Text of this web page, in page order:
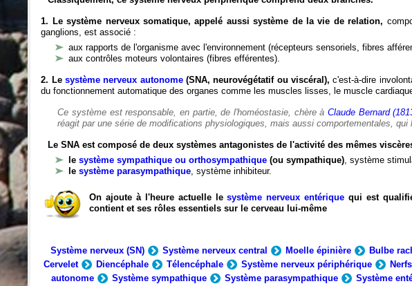
1. Le système nerveux somatique, appelé aussi système de la vie de relation,
ganglions, est associé :
aux rapports de l'organisme avec l'environnement (récepteurs sensoriels, fibres
aux contrôles moteurs volontaires (fibres efférentes).
2. Le système nerveux autonome(SNA, neurovégétatif ou viscéral), c'est-à-dire
du fonctionnement automatique des organes comme les muscles lisses, le muscle
Ce système est responsable, en partie, de l'homéostasie, chère àClaude Bernard
réagit par une série de modifications physiologiques, mais aussi comportementales, qui
Le SNA est composé de deux systèmes antagonistes de l'activité des mêmes
lesystème sympathique ou orthosympathique (ou sympathique), système
lesystème parasympathique, système inhibiteur.
On ajoute à l'heure actuelle lesystème nerveux entérique qui est
contient et ses rôles essentiels sur le cerveau lui-même
Système nerveux (SN) Système nerveux central Moelle épinière Bulbe
Cervelet
Diencéphale Télencéphale Système nerveux périphérique
autonome
Système sympathique Système parasympathique Système